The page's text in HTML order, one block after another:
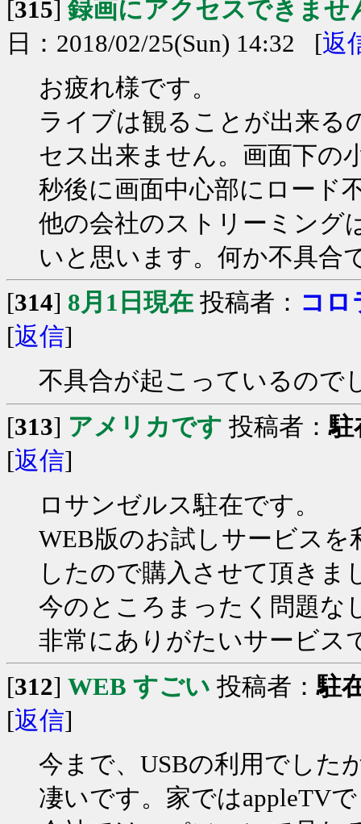
[315] 録画にアクセスできませ
日：2018/02/25(Sun) 14:32 [返
お疲れ様です。
ライブは観ることが出来る
セス出来ません。画面下の
秒後に画面中心部にロード
他の会社のストリーミング
いと思います。何か不具合
[314] 8月1日現在 投稿者： コロ
[返信]
不具合が起こっているので
[313] アメリカです 投稿者：駐
[返信]
ロサンゼルス駐在です。
WEB版のお試しサービス
したので購入させて頂きま
今のところまったく問題な
非常にありがたいサービス
[312] WEB すごい 投稿者：駐
[返信]
今まで、USBの利用でした
凄いです。家ではappleTV